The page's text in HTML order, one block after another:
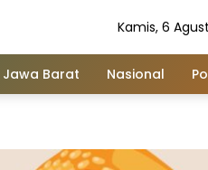
Kamis, 6
Jawa Barat Nasional